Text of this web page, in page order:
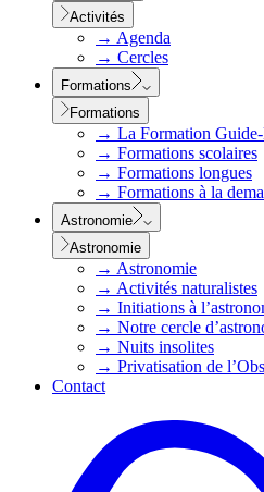
Activités
→ Agenda
→ Cercles
Formations
Formations
→ La Formation
→ Formations scolaires
→ Formations longues
→ Formations à la
Astronomie
Astronomie
→ Astronomie
→ Activités naturalistes
→ Initiations à
→ Notre cercle
→ Nuits insolites
→ Privatisation de
Contact